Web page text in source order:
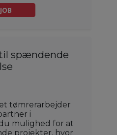
spændende
tømrerarbejder
i
mulighed for at
projekter, hvor